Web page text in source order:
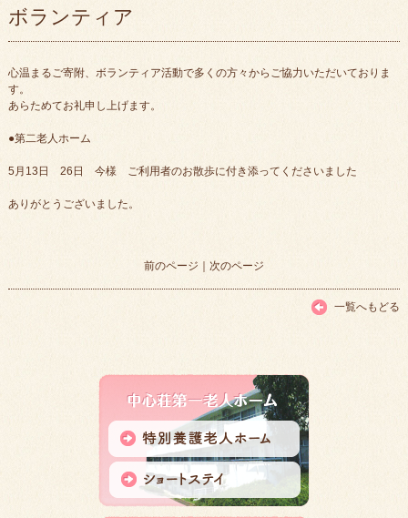
ボランティア
心温まるご寄附、ボランティア活動で多くの方々からご協力いただいておりま
す。
あらためてお礼申し上げます。
●第二老人ホーム
5月13日 26日 今様 ご利用者のお散歩に付き添ってくださいました
ありがとうございました。
前のページ ｜ 次のページ
一覧へもどる